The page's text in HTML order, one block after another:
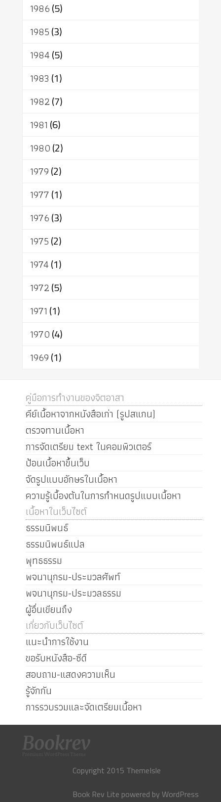
1986(5)
1985(3)
1984(5)
1983 (1)
1982(7)
1981 (6)
1980(2)
1979(2)
1977(1)
1976(3)
1975(2)
1974(1)
1972(5)
1971 (1)
1970(4)
1969(1)
คู่มือการทำงานของจิตอาสา
คีย์เนื้อหาจากหนังสือเก่า (รูปสแกน)
ตรวจทานเนื้อหา
การจัดเตรียม text ในคอมพิวเตอร์
ป้อนเนื้อหาขึ้นเว็บ
จัดรูปแบบอักษรในเนื้อหา
ความรู้เบื้องต้นในการกำหนดรูปแบบเนื้อหา
เนื้อหาในเว็บไซต์
ธรรมนิพนธ์
ธรรมนิพนธ์แปล
พุทธธรรม
พจนานุกรม-ประมวลศัพท์
พจนานุกรม-ประมวลธรรม
ผู้อื่นเขียนถึง
เกี่ยวกับเว็บไซต์
แนะนำการใช้งาน
ขอรับหนังสือ-ซีดี
สอบถาม-แสดงความเห็น
รู้จักกัน
การรวบรวมและจัดเตรียมเนื้อหา
Copyright 2015 ThemeIsle
Book Rev Lite powered byWordPress